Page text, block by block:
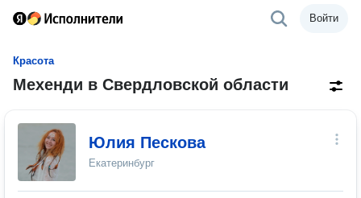
Войти
Красота
Мехенди в Свердловской области
Юлия Пескова
Екатеринбург